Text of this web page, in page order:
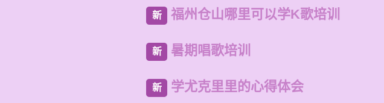
新 福州仓山哪里可以学K歌培训
新 暑期唱歌培训
新 学尤克里里的心得体会